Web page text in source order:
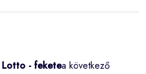
- feketea következő